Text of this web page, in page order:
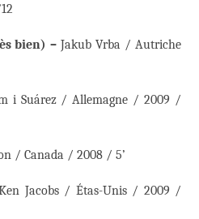
bien) – Jakub Vrba / Autriche
i Suárez / Allemagne / 2009 /
/ Canada / 2008 / 5’
Jacobs / Étas-Unis / 2009 /